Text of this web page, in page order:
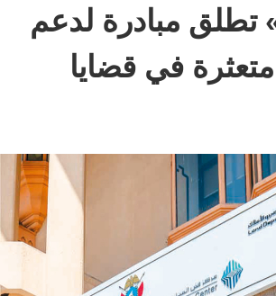
تطلق مبادرة لدعم
متعثرة في قضايا